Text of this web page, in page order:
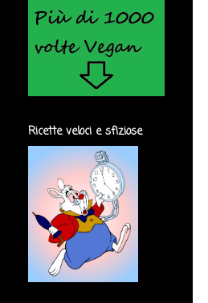
Ricette veloci e sfiziose